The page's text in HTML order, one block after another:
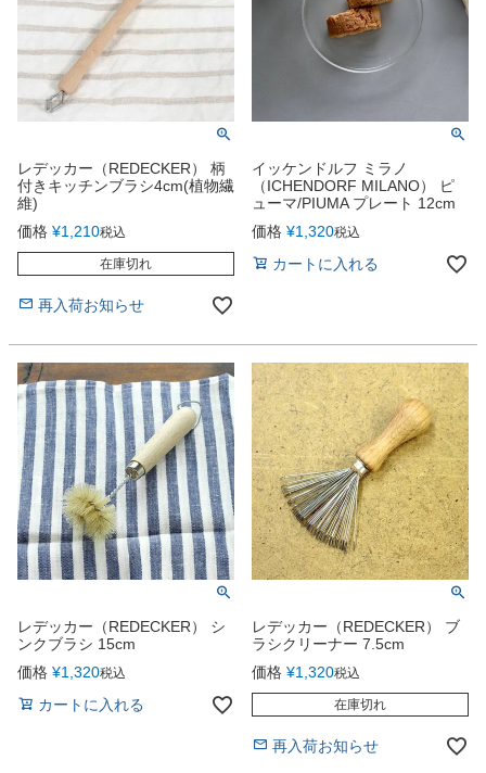
レデッカー（REDECKER） 柄
付きキッチンブラシ4cm(植物繊
維)
価格 ¥1,210税込
在庫切れ
再入荷お知らせ
イッケンドルフ ミラノ
（ICHENDORF MILANO） ピ
ューマ/PIUMA プレート 12cm
価格 ¥1,320税込
カートに入れる
レデッカー（REDECKER） シ
ンクブラシ 15cm
価格 ¥1,320税込
カートに入れる
レデッカー（REDECKER） ブ
ラシクリーナー 7.5cm
価格 ¥1,320税込
在庫切れ
再入荷お知らせ